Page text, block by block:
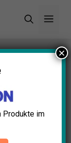
Produkte im
×